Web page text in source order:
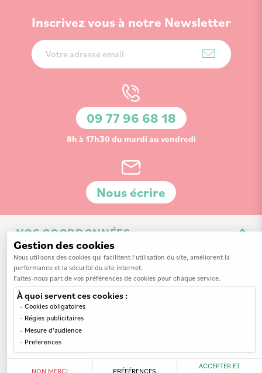
Inscrivez vous à notre Newsletter
Inscription
à
09 77 96 68 18
8h à 17h30 du mardi au vendredi
Nous écrire
NOS COORDONNÉES
3 Av. de la 3ème Division d'Infanterie Britannique
14200 Hérouville-Saint-Clair
INFORMATIONS
Nos revendeurs
MON COMPTE
Gestion des cookies
Nous utilisons des cookies qui facilitent l'utilisation du site, améliorent la
performance et la sécurité du site internet.
Faites-nous part de vos préférences de cookies pour chaque service.
À quoi servent ces cookies :
Cookies obligatoires
Régies publicitaires
Mesure d'audience
Preferences
NON MERCI PRÉFÉRENCES
ACCEPTER ET